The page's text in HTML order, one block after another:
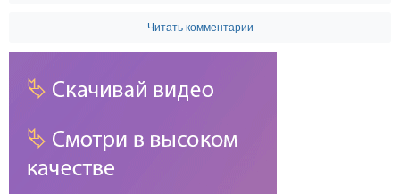
Читать комментарии